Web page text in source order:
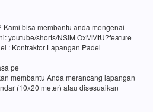
bisa membantu anda mengenai
youtube/shorts/NSiM OxMMtU?feature
: Kontraktor Lapangan Padel
pe
membantu Anda merancang lapangan
(10x20 meter) atau disesuaikan